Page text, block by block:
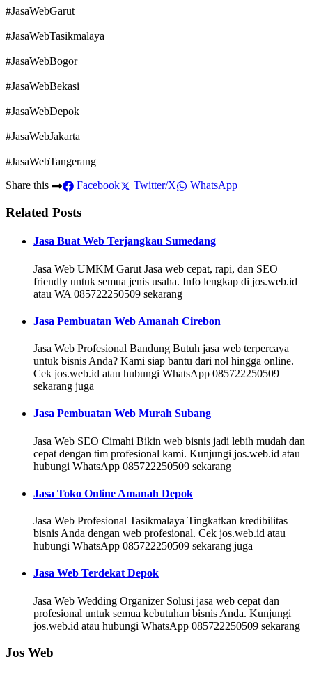
#JasaWebGarut
#JasaWebTasikmalaya
#JasaWebBogor
#JasaWebBekasi
#JasaWebDepok
#JasaWebJakarta
#JasaWebTangerang
Share this
Facebook Twitter/X WhatsApp
Related Posts
Jasa Buat Web Terjangkau Sumedang
Jasa Web UMKM Garut Jasa web cepat, rapi, dan SEO
friendly untuk semua jenis usaha. Info lengkap di jos.web.id
atau WA 085722250509 sekarang
Jasa Pembuatan Web Amanah Cirebon
Jasa Web Profesional Bandung Butuh jasa web terpercaya
untuk bisnis Anda? Kami siap bantu dari nol hingga online.
Cek jos.web.id atau hubungi WhatsApp 085722250509
sekarang juga
Jasa Pembuatan Web Murah Subang
Jasa Web SEO Cimahi Bikin web bisnis jadi lebih mudah dan
cepat dengan tim profesional kami. Kunjungi jos.web.id atau
hubungi WhatsApp 085722250509 sekarang
Jasa Toko Online Amanah Depok
Jasa Web Profesional Tasikmalaya Tingkatkan kredibilitas
bisnis Anda dengan web profesional. Cek jos.web.id atau
hubungi WhatsApp 085722250509 sekarang juga
Jasa Web Terdekat Depok
Jasa Web Wedding Organizer Solusi jasa web cepat dan
profesional untuk semua kebutuhan bisnis Anda. Kunjungi
jos.web.id atau hubungi WhatsApp 085722250509 sekarang
Jos Web